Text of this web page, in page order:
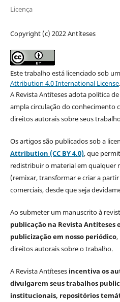
Licença
Copyright (c) 2022 Antíteses
Este trabalho está licenciado sob
Attribution 4.0 International License.
A Revista Antíteses adota política
ampla circulação do conhecimento
direitos autorais sobre seus
Os artigos são publicados sob a
Attribution (CC BY 4.0), que
redistribuir o material em qualquer
(remixar, transformar e criar a
comerciais, desde que seja
Ao submeter um manuscrito à
publicação na Revista Antíteses
publicização em nosso periódico,
direitos autorais sobre o trabalho.
A Revista Antíteses incentiva os
divulgarem seus trabalhos
institucionais, repositórios